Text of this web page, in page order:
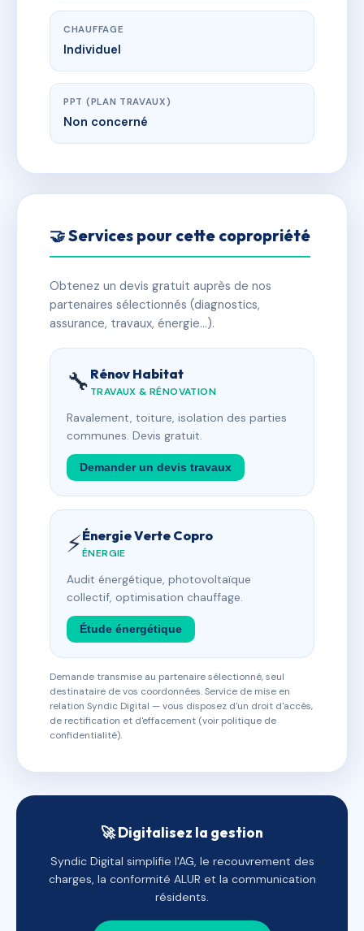
CHAUFFAGE
Individuel
PPT (PLAN TRAVAUX)
Non concerné
🤝 Services pour cette copropriété
Obtenez un devis gratuit auprès de nos
partenaires sélectionnés (diagnostics,
assurance, travaux, énergie…).
🔧 Rénov Habitat
TRAVAUX & RÉNOVATION
Ravalement, toiture, isolation des parties
communes. Devis gratuit.
Demander un devis travaux
⚡Énergie Verte Copro
ÉNERGIE
Audit énergétique, photovoltaïque
collectif, optimisation chauffage.
Étude énergétique
Demande transmise au partenaire sélectionné, seul
destinataire de vos coordonnées. Service de mise en
relation Syndic Digital — vous disposez d'un droit d'accès,
de rectification et d'effacement (voir politique de
confidentialité).
🚀 Digitalisez la gestion
Syndic Digital simplifie l'AG, le recouvrement des
charges, la conformité ALUR et la communication
résidents.